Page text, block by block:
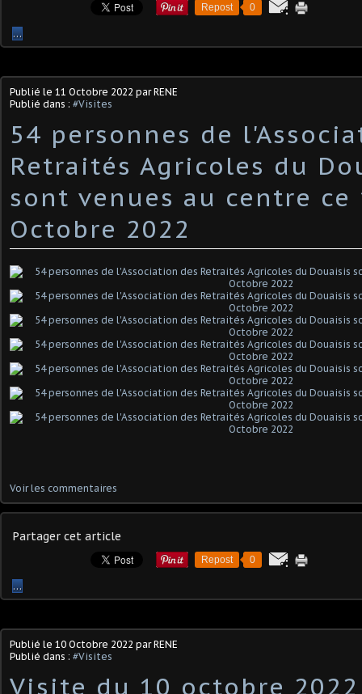
Repost 0
…
Publié le 11 Octobre 2022 par RENE
Publié dans : #Visites
54 personnes de
Retraités Agricoles du
sont venues au centre ce
Octobre 2022
Voir les commentaires
Partager cet article
Repost 0
…
Publié le 10 Octobre 2022 par RENE
Publié dans : #Visites
Visite du 10 octobre